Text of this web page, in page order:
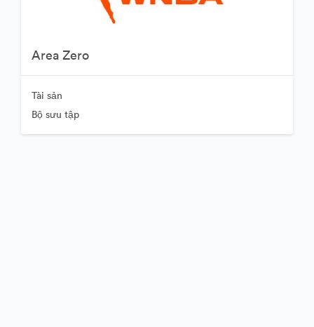
Area Zero
Tài sản
Bộ sưu tập